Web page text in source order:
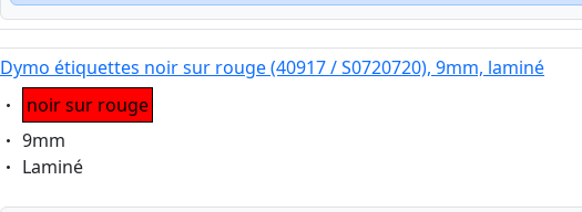
Dymo étiquettes noir sur rouge (40917 / S0720720), 9mm, laminé
Eigenschaft:
noir sur rouge
Eigenschaft:
9mm
Eigenschaft:
Laminé